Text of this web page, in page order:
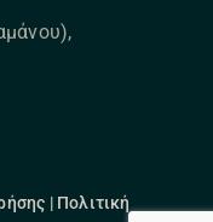
| Πολιτική